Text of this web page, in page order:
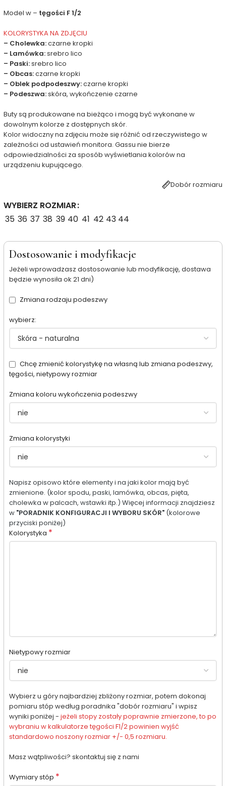
Model w – tęgości F 1/2
KOLORYSTYKA NA ZDJĘCIU
– Cholewka:czarne kropki
– Lamówka:srebro lico
– Paski:srebro lico
– Obcas:czarne kropki
– Oblek podpodeszwy:czarne kropki
– Podeszwa:skóra, wykończenie czarne
Buty są produkowane na bieżąco i mogą być wykonane w
dowolnym kolorze z dostępnych skór.
Kolor widoczny na zdjęciu może się różnić od rzeczywistego w
zależności od ustawień monitora. Gassu nie bierze
odpowiedzialności za sposób wyświetlania kolorów na
urządzeniu kupującego.
Dobór rozmiaru
WYBIERZ ROZMIAR
35 36 37 38 39 40 41 42 43 44
Dostosowanie i modyfikacje
Jeżeli wprowadzasz dostosowanie lub modyfikację, dostawa
będzie wynosiła ok 21 dni)
Zmiana rodzaju podeszwy
wybierz:
Chcę zmienić kolorystykę na własną lub zmiana podeszwy,
tęgości, nietypowy rozmiar
Zmiana koloru wykończenia podeszwy
Zmiana kolorystyki
Napisz opisowo które elementy i na jaki kolor mają być
zmienione. (kolor spodu, paski, lamówka, obcas, pięta,
cholewka w palcach, wstawki itp.) Więcej informacji znajdziesz
w "PORADNIK KONFIGURACJI I WYBORU SKÓR" (kolorowe
przyciski poniżej)
Kolorystyka *
Nietypowy rozmiar
Wybierz u góry najbardziej zbliżony rozmiar, potem dokonaj
pomiaru stóp według poradnika "dobór rozmiaru" i wpisz
wyniki poniżej - jeżeli stopy zostały poprawnie zmierzone, to po
wybraniu w kalkulatorze tęgości F1/2 powinien wyjść
standardowo noszony rozmiar +/- 0,5 rozmiaru.
Masz wątpliwości? skontaktuj się z nami
Wymiary stóp *